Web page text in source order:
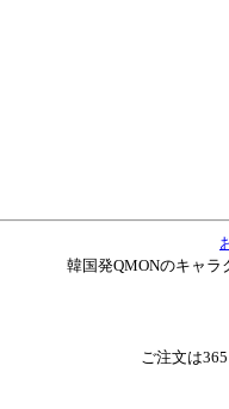
韓国発QMONのキャラ
ご注文は